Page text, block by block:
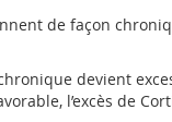
de façon
devient
l’excès de